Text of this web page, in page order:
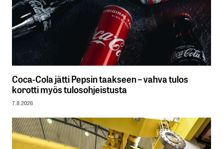
Coca-Cola jätti Pepsin taakseen – vahva tulos
korotti myös tulosohjeistusta
7.8.2026